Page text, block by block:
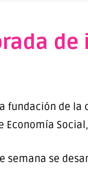
fundación de
Economía
semana se